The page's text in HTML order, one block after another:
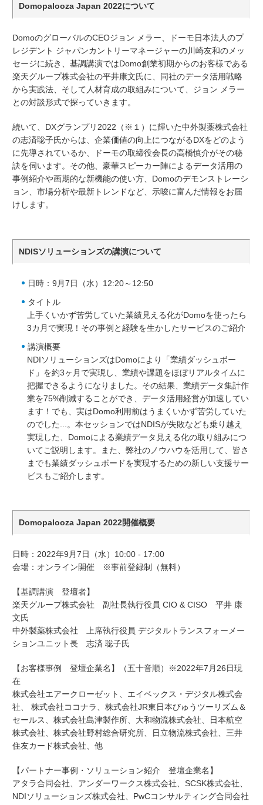
Domopalooza Japan 2022について
DomoのグローバルのCEOジョン メラー、ドーモ日本法人のプ
レジデント ジャパンカントリーマネージャーの川崎友和のメッ
セージに続き、基調講演ではDomo創業初期からのお客様である
楽天グループ株式会社の平井康文氏に、同社のデータ活用戦略
から実践法、そして人材育成の取組みについて、ジョン メラー
との対談形式で探っていきます。
続いて、 DXグランプリ 2022 （ ※ １）に輝いた中外製薬株式会社
の志済聡子氏からは、企業価値の向上につながるDXをどのよう
に先導されているか、ドーモの取締役会長の高橋慎介がその秘
訣を伺います。その他、豪華スピーカー陣によるデータ活用の
事例紹介や画期的な新機能の使い方、 Domoのデモンストレーシ
ョン、市場分析や最新トレンドなど、示唆に富んだ情報をお届
けします。
NDISソリューションズの講演について
日時： 9 月7日（水） 12:20～ 12:50
タイトル
上手くいかず苦労していた業績見える化がDomoを使ったら
3カ月で実現！その事例と経験を生かしたサービスのご紹介
講演概要
NDIソリューションズはDomoにより「業績ダッシュボー
ド」を約3ヶ月で実現し、業績や課題をほぼリアルタイムに
把握できるようになりました。その結果、業績データ集計作
業を75%削減することができ、データ活用経営が加速してい
ます！でも、実はDomo利用前はうまくいかず苦労していた
のでした
。本セッションではNDISが失敗なども乗り越え
実現した、 Domoによる業績データ見える化の取り組みにつ
いてご説明します。また、弊社のノウハウを活用して、皆さ
までも業績ダッシュボードを実現するための新しい支援サー
ビスもご紹介します。
Domopalooza Japan 2022開催概要
日時：2022年9月7日（水） 10:00 - 17:00
会場：オンライン開催 ※事前登録制（無料）
【基調講演 登壇者】
楽天グループ株式会社 副社長執行役員 CIO & CISO 平井 康
文氏
中外製薬株式会社 上席執行役員 デジタルトランスフォーメー
ションユニット長 志済 聡子氏
【お客様事例 登壇企業名】（五十音順）※2022年7月26日現
在
株式会社エアークローゼット、エイベックス・デジタル株式会
社、 株式会社ココナラ、株式会社JR東日本びゅうツーリズム＆
セールス、株式会社島津製作所、大和物流株式会社、日本航空
株式会社、株式会社野村総合研究所、日立物流株式会社、三井
住友カード株式会社、他
【パートナー事例・ソリューション紹介 登壇企業名】
アタラ合同会社、アンダーワークス株式会社、SCSK株式会社、
NDIソリューションズ株式会社、 PwCコンサルティング合同会社